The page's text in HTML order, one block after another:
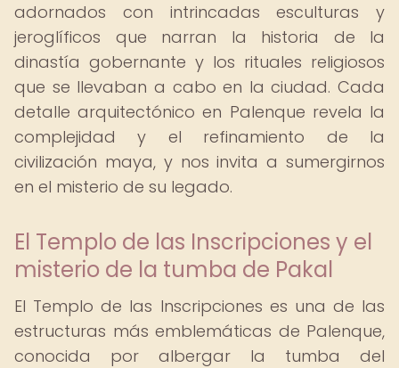
adornados con intrincadas esculturas y
jeroglíficos que narran la historia de la
dinastía gobernante y los rituales religiosos
que se llevaban a cabo en la ciudad. Cada
detalle arquitectónico en Palenque revela la
complejidad y el refinamiento de la
civilización maya, y nos invita a sumergirnos
en el misterio de su legado.
El Templo de las Inscripciones y el
misterio de la tumba de Pakal
El Templo de las Inscripciones es una de las
estructuras más emblemáticas de Palenque,
conocida por albergar la tumba del